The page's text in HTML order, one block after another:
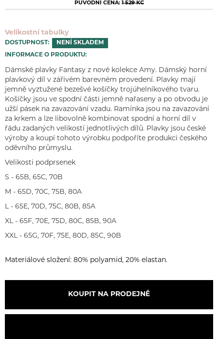
PŮVODNÍ CENA:1 529 KČ
Velikostní tabulky
DOSTUPNOST: NENÍ SKLADEM
INFORMACE O PRODUKTU:
Dámské plavky Fantasy z nové kolekce Amy. Dámský horní
plavkový díl v zářivém barevném provedení. Plavky mají
jemně vyztužené bezešvé košíčky trojúhelníkového tvaru.
Košíčky jsou ve spodní části jemně nařaseny a po obvodu je
užší pásek na zavazování vzadu. Ramínka jsou na zavazování
za krkem a lze libovolně kombinovat spodní a horní díl v
řádu zadaných velikostí jednotlivých dílů. Plavky jsou české
výroby a koupí tohoto výrobku podpoříte produkci českého
oděvního průmyslu.
Velikosti podprsenek
S - 65B, 65C, 70B
M - 65D, 70C, 75B, 80A
L - 65E, 70D, 75C, 80B, 85A
XL - 65F, 70E, 75D, 80C, 85B, 90A
XXL - 65G, 70F, 75E, 80D, 85C, 90B
Materiálové složení: 80% polyamid, 20% elastan.
KOUPIT NA PRODEJNĚ